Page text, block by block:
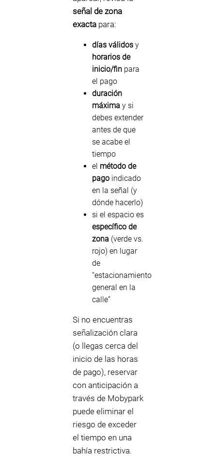
señal de zona
exacta para:
días válidos y
horarios de
inicio/fin para
el pago
duración
máxima y si
debes extender
antes de que
se acabe el
tiempo
el método de
pago indicado
en la señal (y
dónde hacerlo)
si el espacio es
específico de
zona (verde vs.
rojo) en lugar
de
“estacionamiento
general en la
calle”
Si no encuentras
señalización clara
(o llegas cerca del
inicio de las horas
de pago), reservar
con anticipación a
través de Mobypark
puede eliminar el
riesgo de exceder
el tiempo en una
bahía restrictiva.